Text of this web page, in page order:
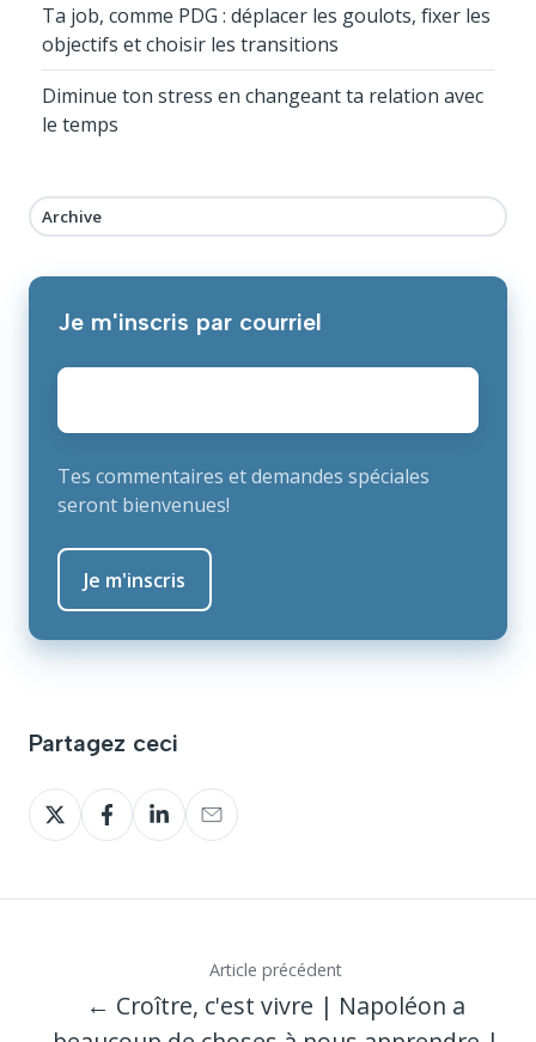
Ta job, comme PDG : déplacer les goulots, fixer les
objectifs et choisir les transitions
Diminue ton stress en changeant ta relation avec
le temps
Archive
Je m'inscris par courriel
E-
Tes commentaires et demandes spéciales
seront bienvenues!
Partagez ceci
Partagez
sur
Partagez
sur
Partagez
sur
Partagez
sur
Article précédent
← Croître, c'est vivre | Napoléon a